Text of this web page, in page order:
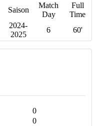
Saison
Match
Day
Full
Time
2024-
2025
6 60'
0
0